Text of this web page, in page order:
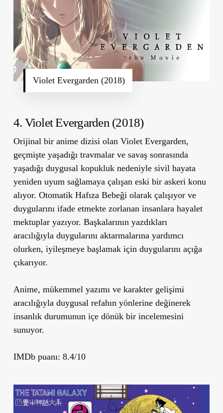
Violet Evergarden (2018)
4. Violet Evergarden (2018)
Orijinal bir anime dizisi olan Violet Evergarden,
geçmişte yaşadığı travmalar ve savaş sonrasında
yaşadığı duygusal kopukluk nedeniyle sivil hayata
yeniden uyum sağlamaya çalışan eski bir askeri konu
alıyor. Otomatik Hafıza Bebeği olarak çalışıyor ve
duygularını ifade etmekte zorlanan insanlara hayalet
mektuplar yazıyor. Başkalarının yazdıkları
aracılığıyla duygularını aktarmalarına yardımcı
olurken, iyileşmeye başlamak için duygularını açığa
çıkarıyor.
Anime, mükemmel yazımı ve karakter gelişimi
aracılığıyla duygusal refahın yönlerine değinerek
insanlık durumunun içe dönük bir incelemesini
sunuyor.
IMDb puanı: 8.4/10